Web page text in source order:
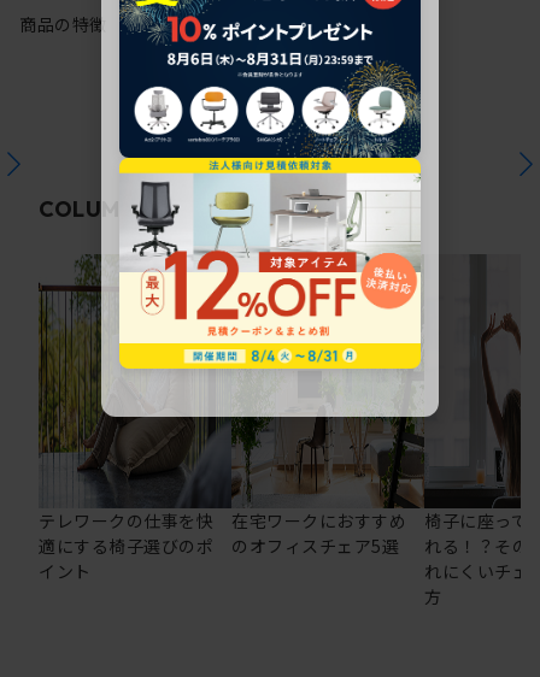
商品の特徴
COLUMN関連コラム
テレワークの仕事を快
適にする椅子選びのポ
イント
在宅ワークにおすすめ
のオフィスチェア5選
椅子に座って
れる！？その
れにくいチェ
方